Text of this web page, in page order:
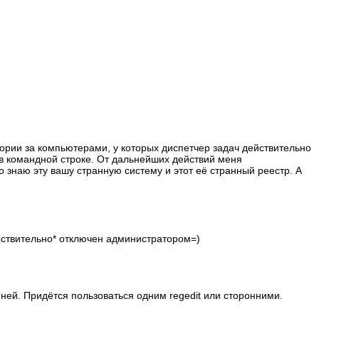
за компьютерами, у которых диспетчер задач действительно
строке. От дальнейших действий меня
знаю эту вашу странную систему и этот её странный реестр. А
отключен администратором=)
Придётся пользоваться одним regedit или сторонними.